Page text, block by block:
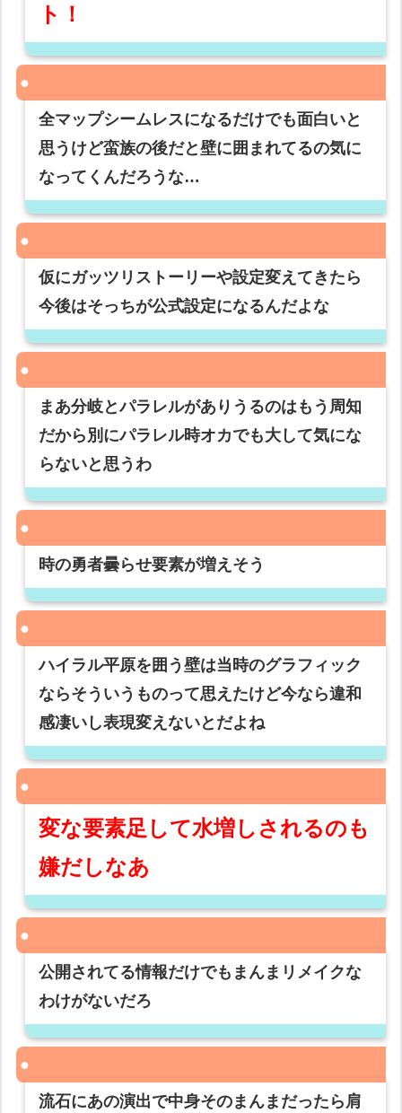
ト！
全マップシームレスになるだけでも面白いと
思うけど蛮族の後だと壁に囲まれてるの気に
なってくんだろうな…
仮にガッツリストーリーや設定変えてきたら
今後はそっちが公式設定になるんだよな
まあ分岐とパラレルがありうるのはもう周知
だから別にパラレル時オカでも大して気にな
らないと思うわ
時の勇者曇らせ要素が増えそう
ハイラル平原を囲う壁は当時のグラフィック
ならそういうものって思えたけど今なら違和
感凄いし表現変えないとだよね
変な要素足して水増しされるのも
嫌だしなあ
公開されてる情報だけでもまんまリメイクな
わけがないだろ
流石にあの演出で中身そのまんまだったら肩